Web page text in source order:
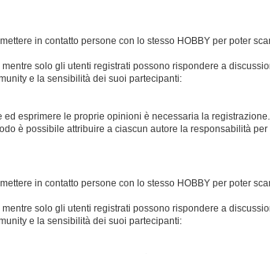
in contatto persone con lo stesso HOBBY per poter
solo gli utenti registrati possono rispondere a
e la sensibilità dei suoi partecipanti:
esprimere le proprie opinioni è necessaria la
è possibile attribuire a ciascun autore la responsabilità
in contatto persone con lo stesso HOBBY per poter
solo gli utenti registrati possono rispondere a
e la sensibilità dei suoi partecipanti: